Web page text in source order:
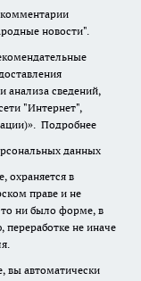
комментарии
новости".
анализа сведений,
"Интернет",
Подробнее
данных
охраняется в
праве и не
ни было форме, в
не иначе
вы автоматически